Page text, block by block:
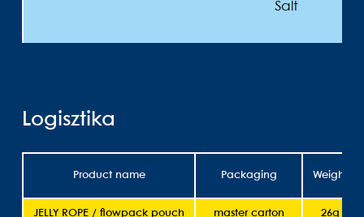
Salt
Logisztika
Product name Packaging Weight
JELLY ROPE / flowpack pouch master carton 26g